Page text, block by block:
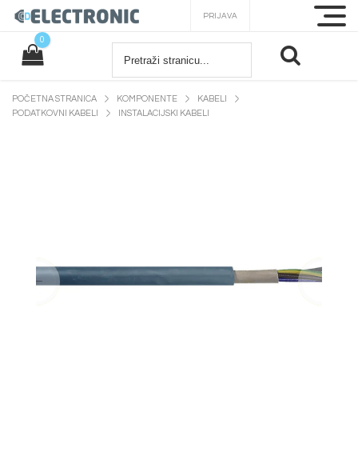
PRIJAVA
0
POČETNA STRANICA KOMPONENTE
KABELI
PODATKOVNI KABELI
INSTALACIJSKI KABELI